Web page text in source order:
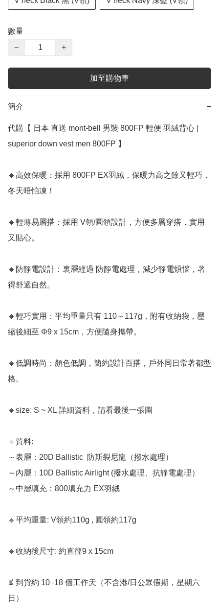
數量
−
+
加至購物車
簡介 −
代購【 日本 直送 mont-bell 男裝 800FP 輕便 羽絨背心 |
superior down vest men 800FP 】
🔹高效保暖：採用 800FP EX羽絨，保暖力高之餘又輕巧，
冬天唔怕凍！
🔹輕薄易層搭：採用 V領/圓領設計，方便多層穿搭，實用
又貼心。
🔹防靜電設計：裏層經過 防靜電處理，減少靜電煩惱，著
得舒適自然。
🔹輕巧實用：平均重量只有 110～117g，附有收納袋，壓
縮後細至 Φ9 x 15cm，方便隨身攜帶。
🔹低調時尚：顏色低調，簡約設計百搭，戶外同日常著都型
格。
🔹size: S ~ XL 詳細資料，請看最後一張圖
🔹質料:
～表層：20D Ballistic  防斯裂尼龍（撥水處理）
～內層：10D Ballistic Airlight (撥水處理、抗靜電處理）
～中層填充：800填充力 EX羽絨
🔹平均重量: V領約110g , 圓領約117g
🔹收納後尺寸: 約直徑9 x 15cm
⏳ 到貨約 10–18 個工作天（不含港/日公眾假期，星期六
日）